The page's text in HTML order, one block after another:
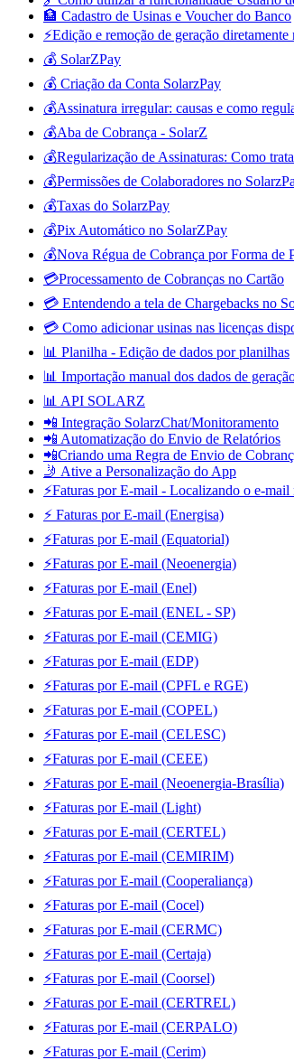
🏦 Cadastro de Usinas e Voucher do Banco
⚡Edição e remoção de geração
💰 SolarZPay
💰 Criação da Conta SolarzPay
💰Assinatura irregular: causas e como
💰Aba de Cobrança - SolarZ
💰Regularização de Assinaturas: Como
💰Permissões de Colaboradores no
💰Taxas do SolarzPay
💰Pix Automático no SolarZPay
💰Nova Régua de Cobrança por Forma de
💳Processamento de Cobranças no Cartão
💳 Entendendo a tela de Chargebacks no
💳 Como adicionar usinas nas licenças
📊 Planilha - Edição de dados por planilhas
📊 Importação manual dos dados de
📊 API SOLARZ
📲 Integração SolarzChat/Monitoramento
📲 Automatização do Envio de Relatórios
📲Criando uma Regra de Envio de
🤳 Ative a Personalização do App
⚡Faturas por E-mail - Localizando o e-mail
⚡ Faturas por E-mail (Energisa)
⚡Faturas por E-mail (Equatorial)
⚡Faturas por E-mail (Neoenergia)
⚡Faturas por E-mail (Enel)
⚡Faturas por E-mail (ENEL - SP)
⚡Faturas por E-mail (CEMIG)
⚡Faturas por E-mail (EDP)
⚡Faturas por E-mail (CPFL e RGE)
⚡Faturas por E-mail (COPEL)
⚡Faturas por E-mail (CELESC)
⚡Faturas por E-mail (CEEE)
⚡Faturas por E-mail (Neoenergia-Brasília)
⚡Faturas por E-mail (Light)
⚡Faturas por E-mail (CERTEL)
⚡Faturas por E-mail (CEMIRIM)
⚡Faturas por E-mail (Cooperaliança)
⚡Faturas por E-mail (Cocel)
⚡Faturas por E-mail (CERMC)
⚡Faturas por E-mail (Certaja)
⚡Faturas por E-mail (Coorsel)
⚡Faturas por E-mail (CERTREL)
⚡Faturas por E-mail (CERPALO)
⚡Faturas por E-mail (Cerim)